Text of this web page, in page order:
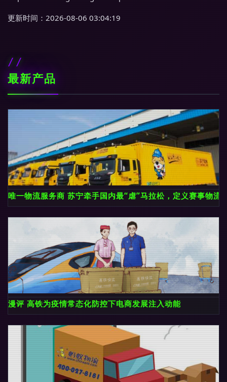
更新时间：2026-08-06 03:04:19
最新产品
唯一物流服务商 苏宁牵手国内最“虐”马拉松，定义赛事物流
漫评 高铁为疫情常态化防控下电商发展注入动能